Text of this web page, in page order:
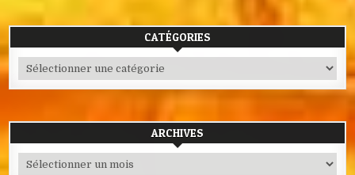
CATÉGORIES
Catégories
ARCHIVES
Archives